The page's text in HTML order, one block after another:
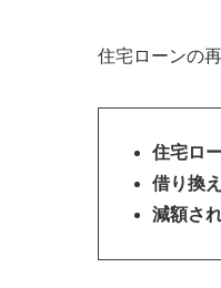
住宅ローンの
住宅ロ
借り換
減額さ